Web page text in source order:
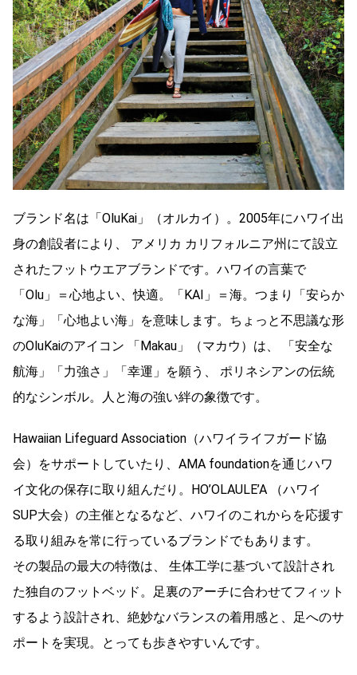
ブランド名は「OluKai」（オルカイ）。2005年にハワイ出
身の創設者により、 アメリカ カリフォルニア州にて設立
されたフットウエアブランドです。ハワイの言葉で
「Olu」＝心地よい、快適。「KAI」＝海。つまり「安らか
な海」「心地よい海」を意味します。ちょっと不思議な形
のOluKaiのアイコン 「Makau」（マカウ）は、 「安全な
航海」「力強さ」「幸運」を願う、 ポリネシアンの伝統
的なシンボル。人と海の強い絆の象徴です。
Hawaiian Lifeguard Association（ハワイライフガード協
会）をサポートしていたり、AMA foundationを通じハワ
イ文化の保存に取り組んだり。HO’OLAULE’A （ハワイ
SUP大会）の主催となるなど、ハワイのこれからを応援す
る取り組みを常に行っているブランドでもあります。
その製品の最大の特徴は、 生体工学に基づいて設計され
た独自のフットベッド。足裏のアーチに合わせてフィット
するよう設計され、絶妙なバランスの着用感と、足へのサ
ポートを実現。とっても歩きやすいんです。